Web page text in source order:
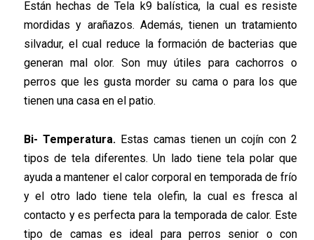
Están hechas de Tela k9 balística, la cual es resiste
mordidas y arañazos. Además, tienen un tratamiento
silvadur, el cual reduce la formación de bacterias que
generan mal olor. Son muy útiles para cachorros o
perros que les gusta morder su cama o para los que
tienen una casa en el patio.
Bi- Temperatura.Estas camas tienen un cojín con 2
tipos de tela diferentes. Un lado tiene tela polar que
ayuda a mantener el calor corporal en temporada de frío
y el otro lado tiene tela olefin, la cual es fresca al
contacto y es perfecta para la temporada de calor. Este
tipo de camas es ideal para perros senior o con